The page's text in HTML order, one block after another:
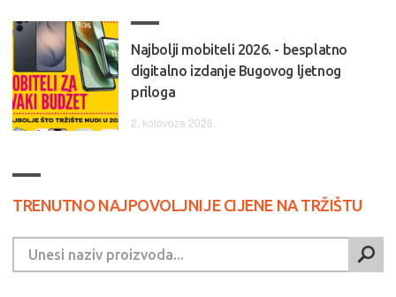
Najbolji mobiteli 2026. - besplatno
digitalno izdanje Bugovog ljetnog
priloga
2. kolovoza 2026.
TRENUTNO NAJPOVOLJNIJE CIJENE NA TRŽIŠTU